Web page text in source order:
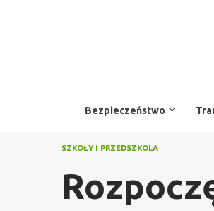
Bezpieczeństwo
SZKOŁY I PRZEDSZKOLA